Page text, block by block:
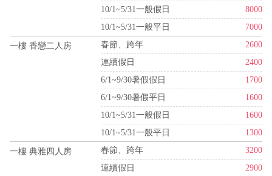
10/1~5/31一般假日
8000
10/1~5/31一般平日
7000
一樓 香戀二人房 春節、跨年
2600
連續假日
2400
6/1~9/30暑假假日
1700
6/1~9/30暑假平日
1600
10/1~5/31一般假日
1600
10/1~5/31一般平日
1300
一樓 典雅四人房 春節、跨年
3200
連續假日
2900